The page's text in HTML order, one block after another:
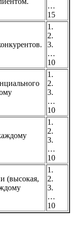
…
15
1.
2.
3.
…
10
1.
2.
3.
…
10
1.
2.
3.
…
10
(высокая,
1.
2.
3.
…
10